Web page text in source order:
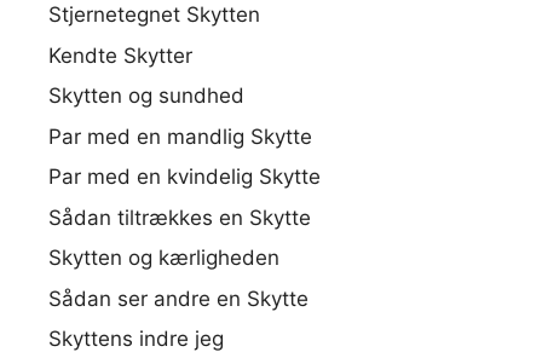
Stjernetegnet Skytten
Kendte Skytter
Skytten og sundhed
Par med en mandlig Skytte
Par med en kvindelig Skytte
Sådan tiltrækkes en Skytte
Skytten og kærligheden
Sådan ser andre en Skytte
Skyttens indre jeg